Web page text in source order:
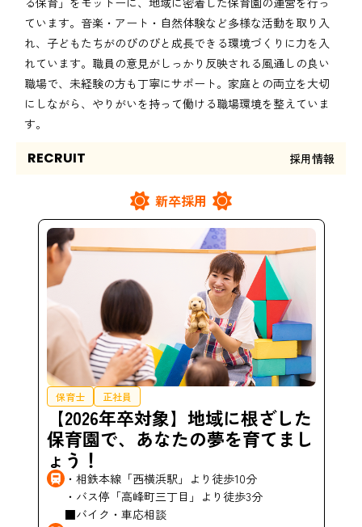
ています。音楽・アート・自然体験など多様な活動を取り入
れ、子どもたちがのびのびと成長できる環境づくりに力を入
れています。職員の意見がしっかり反映される風通しの良い
職場で、未経験の方も丁寧にサポート。家庭との両立を大切
にしながら、やりがいを持って働ける職場環境を整えていま
す。
RECRUIT 採用情報
新卒採用
保育士 正社員
【2026年卒対象】地域に根ざした
保育園で、あなたの夢を育てまし
ょう！
・相鉄本線「西横浜駅」より徒歩10分
・バス停「高峰町三丁目」より徒歩3分
■バイク・車応相談